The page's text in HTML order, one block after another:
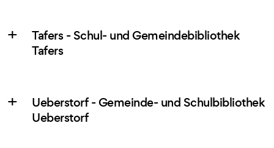
Tafers - Schul- und Gemeindebibliothek
Tafers
Ueberstorf - Gemeinde- und Schulbibliothek
Ueberstorf